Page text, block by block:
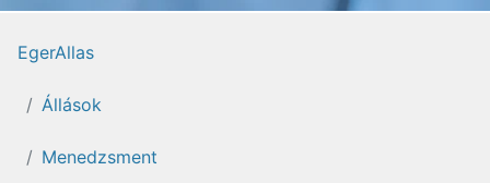
EgerAllas
Állások
Menedzsment